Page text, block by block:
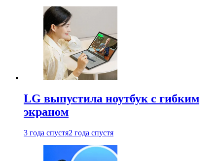
LG выпустила ноутбук с гибким
экраном
3 года спустя2 года спустя